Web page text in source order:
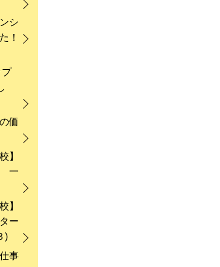
シ
！
価
】
一
】
ー
)
事